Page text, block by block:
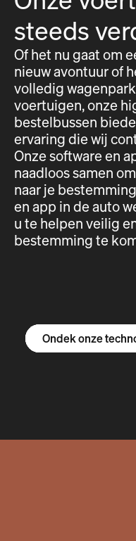
steeds
Of het nu gaat om
nieuw avontuur of
volledig
voertuigen, onze
bestelbussen
ervaring die wij
Onze software en
naadloos samen
naar je
en app in de auto
u te helpen veilig
bestemming te
Ontdek de R1S
Ontdek de R1T
Ontdek de
Ondek onze